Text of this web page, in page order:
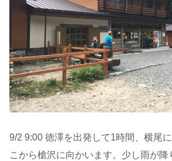
9/2 9:00 徳澤を出発して1時間、横尾
こから槍沢に向かいます。少し雨が降